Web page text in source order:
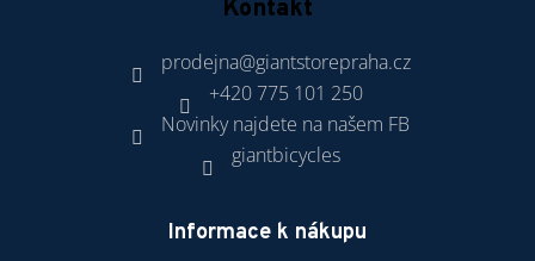
Kontakt
prodejna@giantstorepraha.cz
+420 775 101 250
Novinky najdete na našem FB
giantbicycles
Informace k nákupu